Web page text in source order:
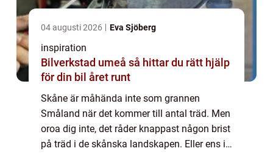
04 augusti 2026 Eva Sjöberg
inspiration
Bilverkstad umeå så hittar du rätt hjälp
för din bil året runt
Skåne är måhända inte som grannen
Småland när det kommer till antal träd. Men
oroa dig inte, det råder knappast någon brist
på träd i de skånska landskapen. Eller ens i